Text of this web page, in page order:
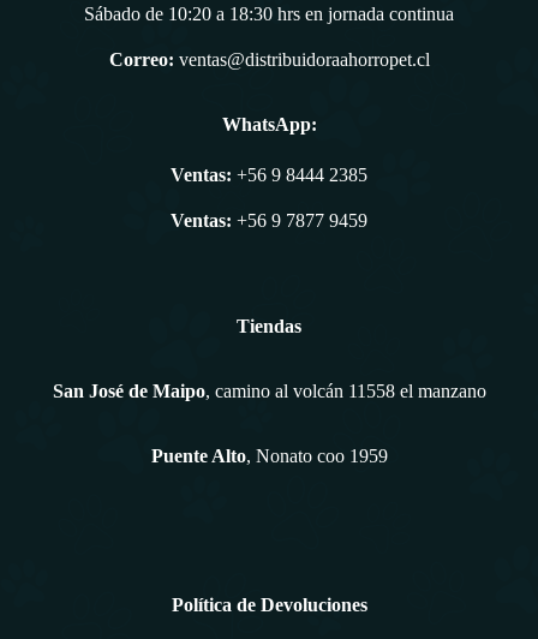
Sábado de 10:20 a 18:30 hrs en jornada continua
Correo: ventas@distribuidoraahorropet.cl
WhatsApp:
Ventas: +56 9 8444 2385
Ventas: +56 9 7877 9459
Tiendas
San José de Maipo, camino al volcán 11558 el manzano
Puente Alto, Nonato coo 1959
Política de Devoluciones